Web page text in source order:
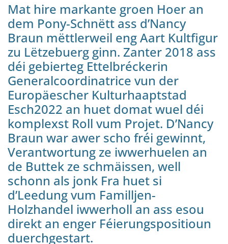
Mat hire markante groen Hoer an
dem Pony-Schnëtt ass d’Nancy
Braun mëttlerweil eng Aart Kultfigur
zu Lëtzebuerg ginn. Zanter 2018 ass
déi gebierteg Ettelbréckerin
Generalcoordinatrice vun der
Europäescher Kulturhaaptstad
Esch2022 an huet domat wuel déi
komplexst Roll vum Projet. D’Nancy
Braun war awer scho fréi gewinnt,
Verantwortung ze iwwerhuelen an
de Buttek ze schmäissen, well
schonn als jonk Fra huet si
d’Leedung vum Familljen-
Holzhandel iwwerholl an ass esou
direkt an enger Féierungspositioun
duerchgestart.